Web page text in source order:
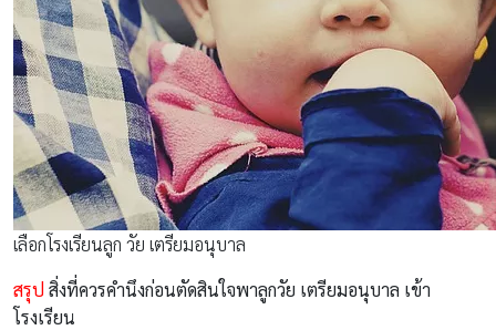
เลือกโรงเรียนลูก วัย เตรียมอนุบาล
สรุป สิ่งที่ควรคำนึงก่อนตัดสินใจพาลูกวัย เตรียมอนุบาล เข้า
โรงเรียน